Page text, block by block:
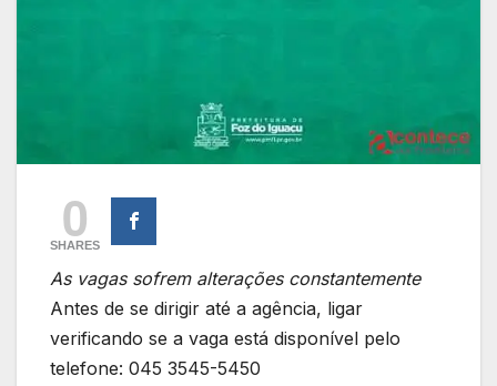
0
SHARES
As vagas sofrem alterações constantemente
Antes de se dirigir até a agência, ligar
verificando se a vaga está disponível pelo
telefone: 045 3545-5450